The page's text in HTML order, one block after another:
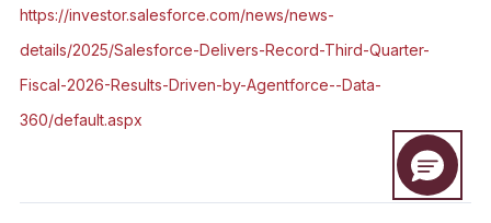
https://investor.salesforce.com/news/news-
details/2025/Salesforce-Delivers-Record-Third-Quarter-
Fiscal-2026-Results-Driven-by-Agentforce--Data-
360/default.aspx